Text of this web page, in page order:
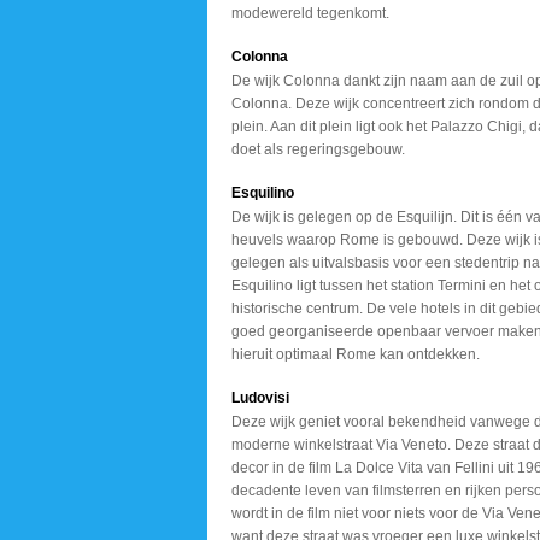
modewereld tegenkomt.
Colonna
De wijk Colonna dankt zijn naam aan de zuil
Colonna. Deze wijk concentreert zich rondom
plein. Aan dit plein ligt ook het Palazzo Chigi,
doet als regeringsgebouw.
Esquilino
De wijk is gelegen op de Esquilijn. Dit is één
heuvels waarop Rome is gebouwd. Deze wijk
gelegen als uitvalsbasis voor een stedentrip
Esquilino ligt tussen het station Termini en het
historische centrum. De vele hotels in dit
goed georganiseerde openbaar vervoer
hieruit optimaal Rome kan ontdekken.
Ludovisi
Deze wijk geniet vooral bekendheid vanwege
moderne winkelstraat Via Veneto. Deze straat
decor in de film La Dolce Vita van Fellini uit
decadente leven van filmsterren en rijken
wordt in de film niet voor niets voor de Via
want deze straat was vroeger een luxe